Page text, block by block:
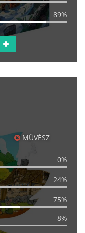
89%
MŰVÉSZ
0%
24%
75%
8%